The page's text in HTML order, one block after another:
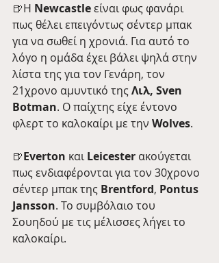
🍺H Newcastle είναι φως φανάρι
πως θέλει επειγόντως σέντερ μπακ
για να σωθεί η χρονιά. Για αυτό το
λόγο η ομάδα έχει βάλει ψηλά στην
λίστα της για τον Γενάρη, τον
21χρονο αμυντικό της Λιλ, Sven
Botman. Ο παίχτης είχε έντονο
φλερτ το καλοκαίρι με την Wolves.
🍺Everton και Leicester ακούγεται
πως ενδιαφέρονται για τον 30χρονο
σέντερ μπακ της Brentford, Pontus
Jansson. To συμβόλαιο του
Σουηδού με τις μέλισσες λήγει το
καλοκαίρι.